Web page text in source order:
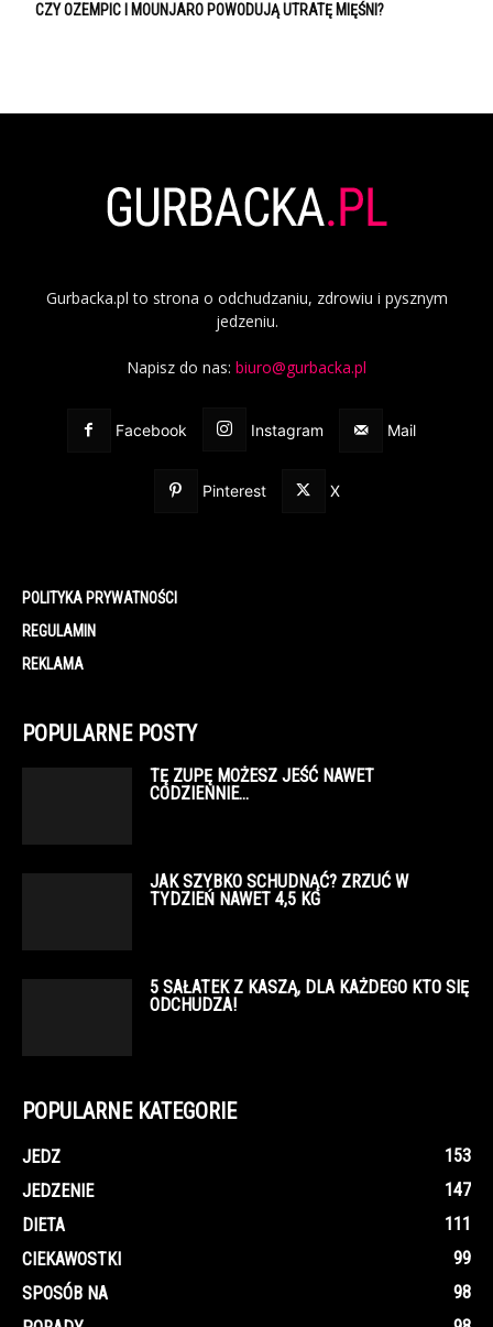
CZY OZEMPIC I MOUNJARO POWODUJĄ UTRATĘ MIĘŚNI?
Gurbacka.pl to strona o odchudzaniu, zdrowiu i pysznym
jedzeniu.
Napisz do nas: biuro@gurbacka.pl
Facebook Instagram Mail
Pinterest X
POLITYKA PRYWATNOŚCI
REGULAMIN
REKLAMA
POPULARNE POSTY
TĘ ZUPĘ MOŻESZ JEŚĆ NAWET
CODZIENNIE…
JAK SZYBKO SCHUDNĄĆ? ZRZUĆ W
TYDZIEŃ NAWET 4,5 KG
5 SAŁATEK Z KASZĄ, DLA KAŻDEGO KTO SIĘ
ODCHUDZA!
POPULARNE KATEGORIE
JEDZ
153
JEDZENIE
147
DIETA
111
CIEKAWOSTKI
99
SPOSÓB NA
98